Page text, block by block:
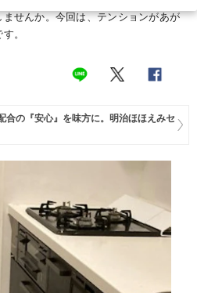
せんか。今回は、テンションがあが
。
合の『安心』を味方に。明治ほほえみセ